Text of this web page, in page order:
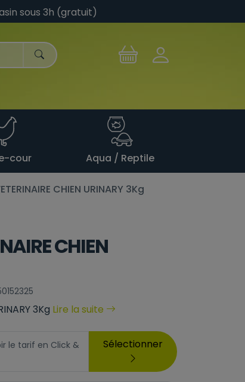
sous 3h (gratuit)
cour Aqua / Reptile
CHIEN URINARY 3Kg
CHIEN
3Kg Lire la suite
le tarif en Click &
Sélectionner